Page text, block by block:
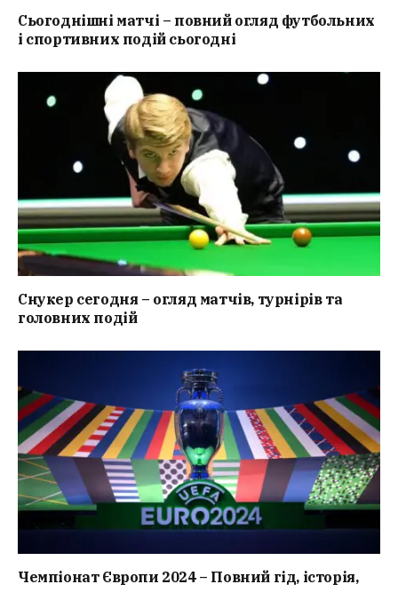
Сьогоднішні матчі – повний огляд футбольних
і спортивних подій сьогодні
Снукер сегодня – огляд матчів, турнірів та
головних подій
Чемпіонат Європи 2024 – Повний гід, історія,